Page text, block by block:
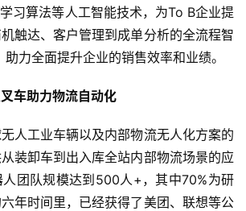
习算法等人工智能技术，为To B企业提
触达、客户管理到成单分析的全流程智
力全面提升企业的销售效率和业绩。
车助力物流自动化
人工业车辆以及内部物流无人化方案的
装卸车到出入库全站内部物流场景的应
团队规模达到500人+，其中70%为研
年时间里，已经获得了美团、联想等公